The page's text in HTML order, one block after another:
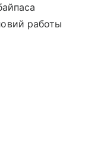
работы